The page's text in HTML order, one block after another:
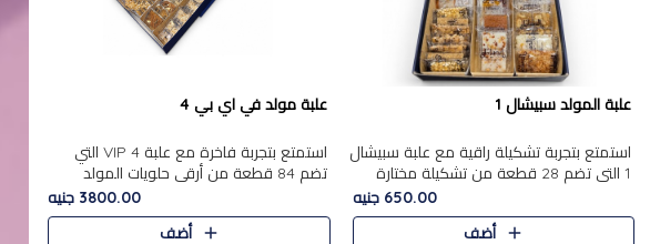
علبة المولد سبيشال 1
استمتع بتجربة تشكيلة راقية مع علبة سبيشال
1 التي تضم 28 قطعة من تشكيلة مختارة
بعناية من أفخر حلويات المولد المصرية
الأصلية الشرقية. تحتوي ال..
650.00 جنيه
أضف
علبة مولد في اي بي 4
استمتع بتجربة فاخرة مع علبة VIP 4 التي
تضم 84 قطعة من أرقى حلويات المولد
الشرقية، في تشكيلة غنية تجمع بين الحلويات
التقليدية والمكسرات الفاخرة. تحتوي العلبة
3800.00 جنيه
أضف